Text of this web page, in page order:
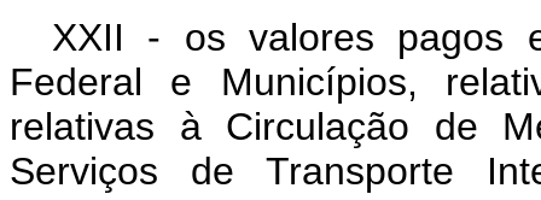
XXII - os valores pagos
Federal e Municípios,
relativas à Circulação de
Serviços de Transporte